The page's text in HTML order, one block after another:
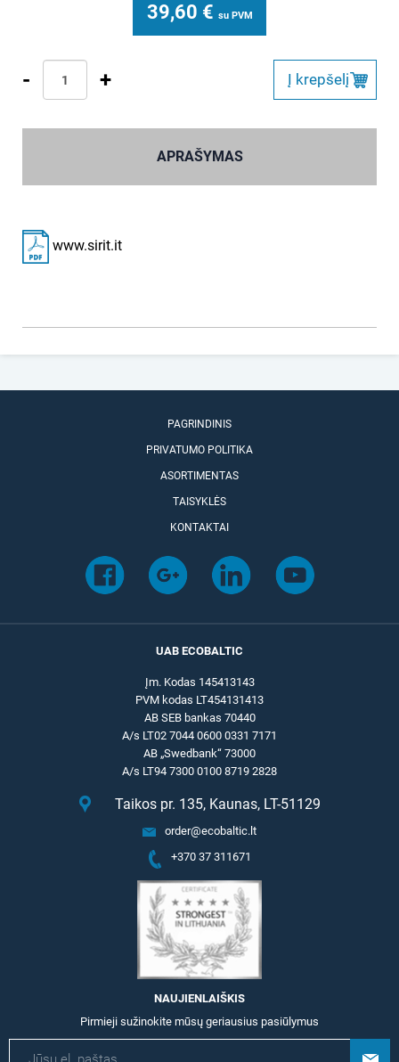
39,60 € su PVM
- + Į krepšelį
APRAŠYMAS
www.sirit.it
PAGRINDINIS
PRIVATUMO POLITIKA
ASORTIMENTAS
TAISYKLĖS
KONTAKTAI
UAB ECOBALTIC
Įm. Kodas 145413143
PVM kodas LT454131413
AB SEB bankas 70440
A/s LT02 7044 0600 0331 7171
AB „Swedbank“ 73000
A/s LT94 7300 0100 8719 2828
Taikos pr. 135, Kaunas, LT-51129
order@ecobaltic.lt
+370 37 311671
NAUJIENLAIŠKIS
Pirmieji sužinokite mūsų geriausius pasiūlymus